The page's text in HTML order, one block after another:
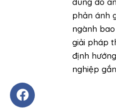
phản ánh
ngành
giải pháp
định
nghiệp